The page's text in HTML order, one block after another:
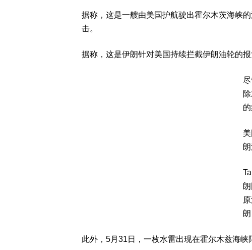
据称，这是一艘由美国护航驶出霍尔木茨海峡
击。
据称，这是伊朗针对美国持续拦截伊朗油轮的
此外，5月31日，一枚水雷出现在霍尔木兹海峡